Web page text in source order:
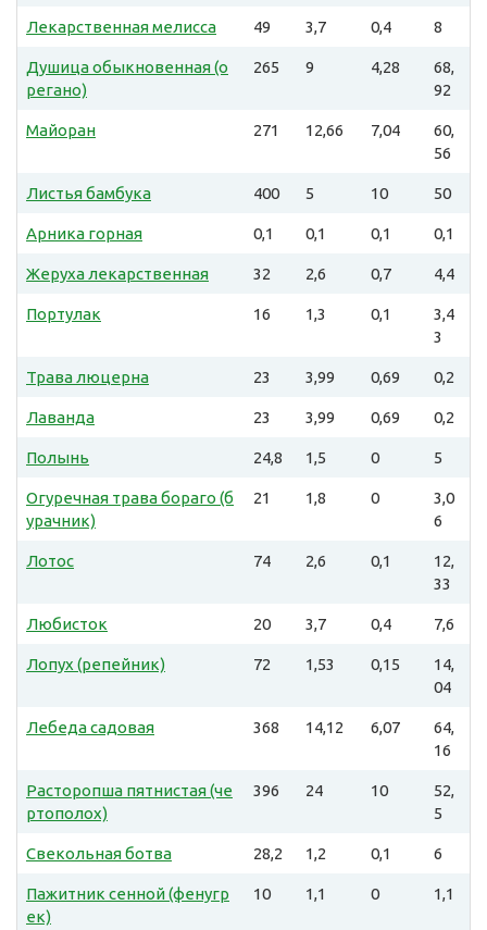
Лекарственная мелисса 49 3,7 0,4 8
Душица обыкновенная (о
регано)
265 9 4,28
68,
92
Майоран 271 12,66 7,04
60,
56
Листья бамбука 400 5 10 50
Арника горная 0,1 0,1 0,1 0,1
Жеруха лекарственная 32 2,6 0,7 4,4
Портулак 16 1,3 0,1
3,4
3
Трава люцерна 23 3,99 0,69 0,2
Лаванда 23 3,99 0,69 0,2
Полынь 24,8 1,5 0 5
Огуречная трава бораго (б
урачник)
21 1,8 0
3,0
6
Лотос 74 2,6 0,1
12,
33
Любисток 20 3,7 0,4 7,6
Лопух (репейник) 72 1,53 0,15
14,
04
Лебеда садовая 368 14,12 6,07
64,
16
Расторопша пятнистая (че
ртополох)
396 24 10
52,
5
Свекольная ботва 28,2 1,2 0,1 6
Пажитник сенной (фенугр
ек)
10 1,1 0 1,1